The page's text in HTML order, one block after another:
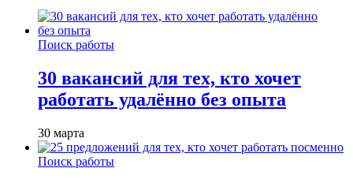
Поиск работы
30 вакансий для тех, кто хочет
работать удалённо без опыта
30 марта
Поиск работы